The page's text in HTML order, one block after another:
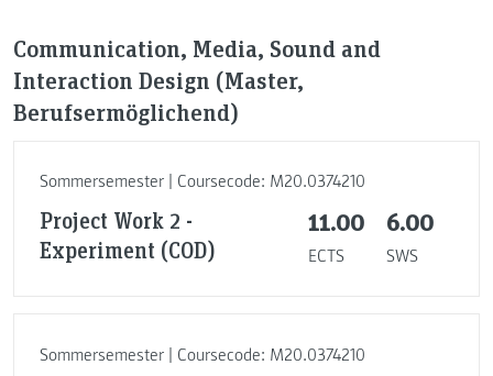
Communication, Media, Sound and
Interaction Design (Master,
Berufsermöglichend)
Sommersemester | Coursecode: M20.0374210
Project Work 2 -
Experiment (COD)
11.00
ECTS
6.00
SWS
Sommersemester | Coursecode: M20.0374210